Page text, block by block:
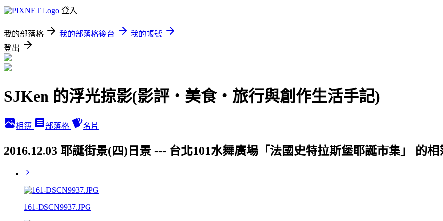
登入
我的部落格 我的部落格後台
我的帳號
登出
SJKen 的浮光掠影(影評‧美食‧旅行與創作生活手記)
相簿 部落格 名片
2016.12.03 耶誕街景(四)日景 --- 台北101水舞廣場「法國史特拉斯堡耶誕市集」 的相
161-DSCN9937.JPG